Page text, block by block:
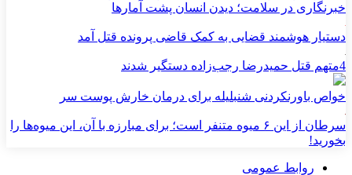
خبرنگاری در سلامت؛ دیدن انسان پشت آمارها
دستیار هوشمند قضایی به کمک قاضی پرونده قتل آمد
4متهم قتل حمیدرضا رجب‌زاده دستگیر شدند
خواص باورنکردنی شنبلیله برای درمان خارش پوست سر
سرطان از این ۶ میوه متنفر است؛ برای مبارزه با آن، این میوه‌ها را
بخورید!
روابط عمومی